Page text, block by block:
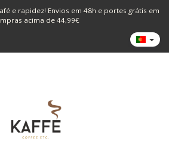
e rapidez! Envios em 48h e portes grátis em
acima de 44,99€